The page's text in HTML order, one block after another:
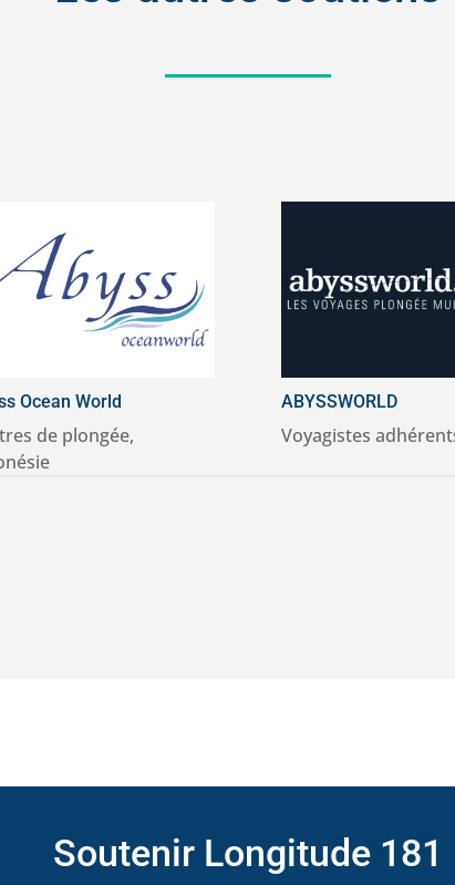
Ocean World
de plongée,
ABYSSWORLD
Voyagistes
Soutenir Longitude 181